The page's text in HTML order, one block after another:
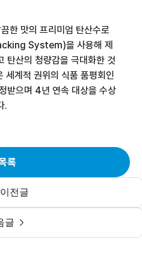
한 맛의 프리미엄 탄산수로
System)을 사용해 제
탄산의 청량감을 극대화한 것
세계적 권위의 식품 품평회인
받으며 4년 연속 대상을 수상
.
이전글
록
글